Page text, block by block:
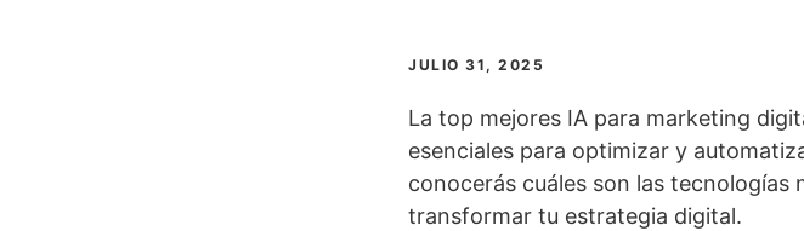
JULIO 31, 2025
La top mejores IA para marketing
esenciales para optimizar y
conocerás cuáles son las tecnologías
transformar tu estrategia digital.